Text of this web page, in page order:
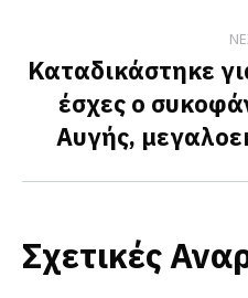
Καταδικάστηκε
έσχες ο
Αυγής,
Σχετικές